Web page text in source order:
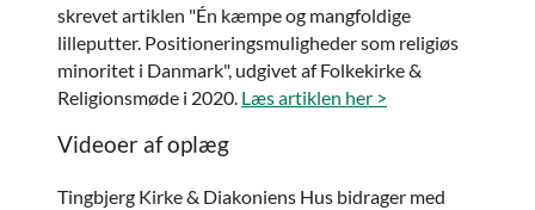
skrevet artiklen "Én kæmpe og mangfoldige
lilleputter. Positioneringsmuligheder som religiøs
minoritet i Danmark", udgivet af Folkekirke &
Religionsmøde i 2020. Læs artiklen her >
Videoer af oplæg
Tingbjerg Kirke & Diakoniens Hus bidrager med